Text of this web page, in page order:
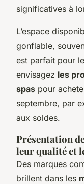
significatives à
L’espace
gonflable,
est parfait pour
envisagez les
spas pour
septembre, par
aux soldes.
Présentation
leur qualité et
Des marques
brillent dans les